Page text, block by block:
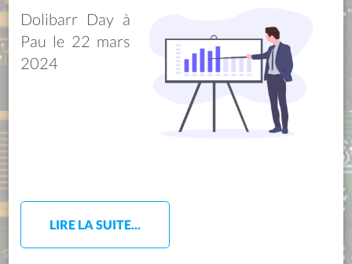
Dolibarr Day à
Pau le 22 mars
2024
LIRE LA SUITE...